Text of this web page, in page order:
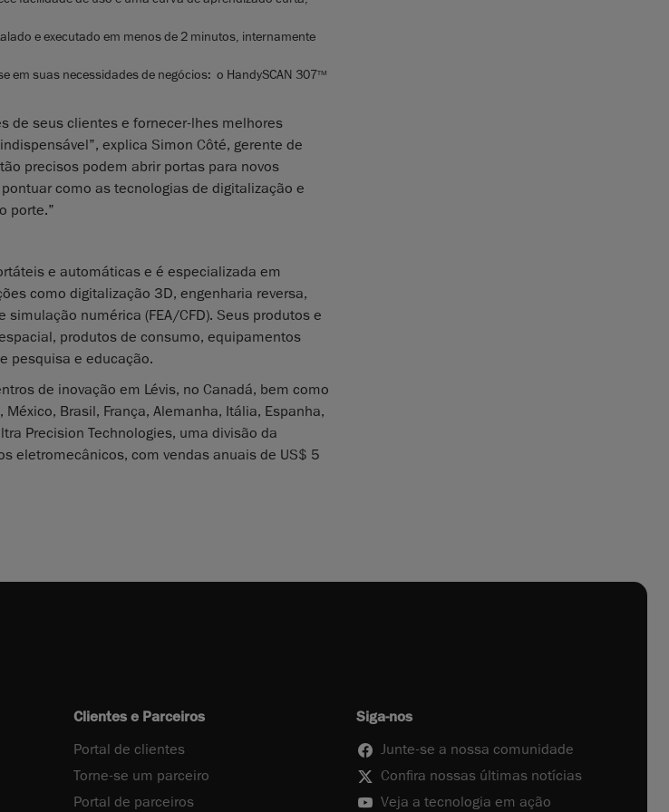
e executado em menos de 2 minutos, internamente
em suas necessidades de negócios: o HandySCAN 307TM
de seus clientes e fornecer-lhes melhores
explica Simon Côté, gerente de
precisos podem abrir portas para novos
como as tecnologias de digitalização e
porte.”
e automáticas e é especializada em
como digitalização 3D, engenharia reversa,
numérica (FEA/CFD). Seus produtos e
produtos de consumo, equipamentos
pesquisa e educação.
de inovação em Lévis, no Canadá, bem como
Brasil, França, Alemanha, Itália, Espanha,
Precision Technologies, uma divisão da
eletromecânicos, com vendas anuais de US$ 5
Clientes e Parceiros
Portal de clientes
Torne-se um parceiro
Portal de parceiros
Siga-nos
Junte-se a nossa comunidade
Confira nossas últimas notícias
Veja a tecnologia em ação